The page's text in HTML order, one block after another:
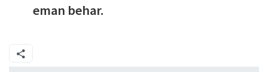
eman behar.